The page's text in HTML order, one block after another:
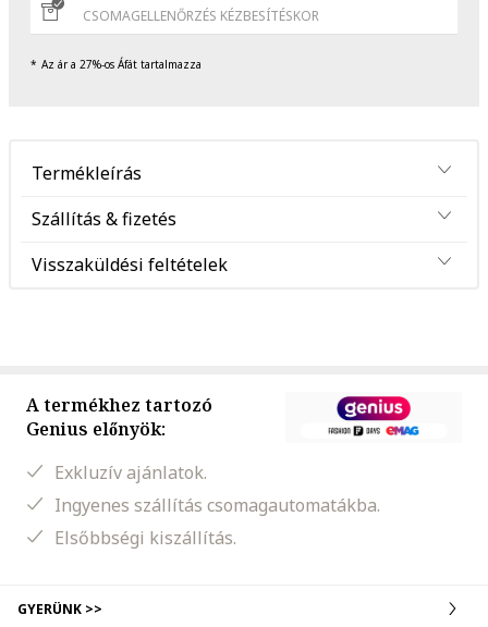
CSOMAGELLENŐRZÉS KÉZBESÍTÉSKOR
Az ár a 27%-os Áfát tartalmazza
Termékleírás
Szállítás & fizetés
Visszaküldési feltételek
A termékhez tartozó
Genius előnyök:
Exkluzív ajánlatok.
Ingyenes szállítás csomagautomatákba.
Elsőbbségi kiszállítás.
GYERÜNK >>